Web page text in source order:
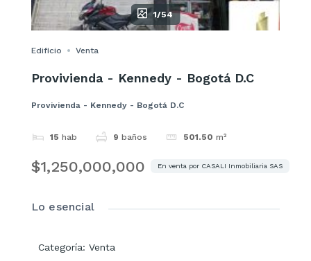
1/54
Edificio Venta
Provivienda - Kennedy - Bogotá D.C
Provivienda - Kennedy - Bogotá D.C
15 hab 9 baños 501.50 m²
$1,250,000,000 En venta por CASALI Inmobiliaria SAS
Lo esencial
Categoría: Venta